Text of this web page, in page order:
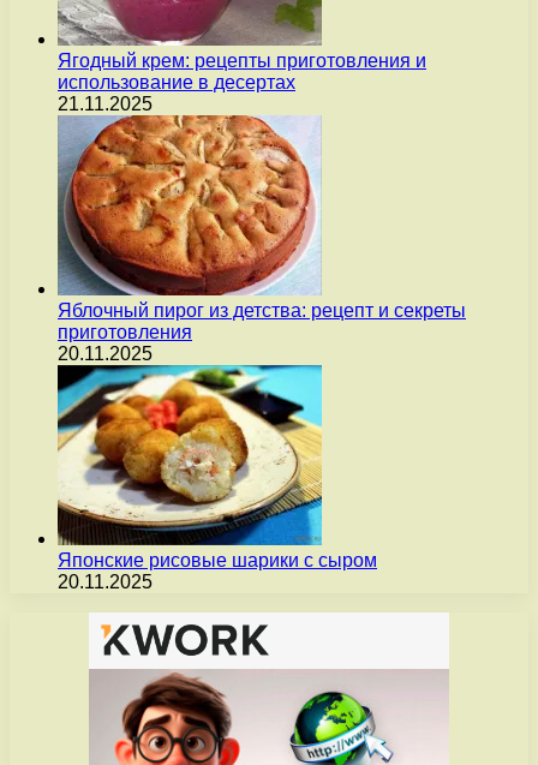
Ягодный крем: рецепты приготовления и
использование в десертах
21.11.2025
Яблочный пирог из детства: рецепт и секреты
приготовления
20.11.2025
Японские рисовые шарики с сыром
20.11.2025